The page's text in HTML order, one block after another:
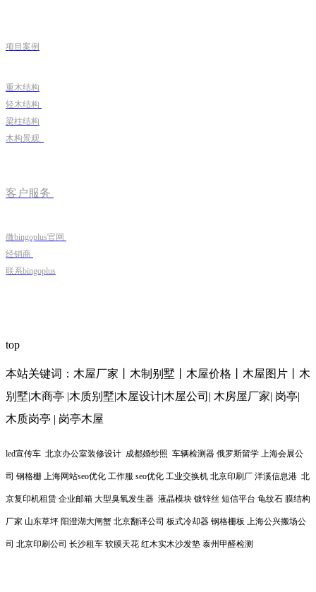
项目案例
重木结构
轻木结构
梁柱结构
木构景观
客户服务
微bingoplus官网
经销商
联系bingoplus
top
本站关键词：木屋厂家丨木制别墅丨木屋价格丨木屋图片丨木
别墅|木商亭 |木质别墅|木屋设计|木屋公司| 木房屋厂家| 岗亭|
木质岗亭 | 岗亭木屋
led宣传车 北京办公室装修设计 成都婚纱照 车辆检测器 俄罗斯留学 上海会展公
司 钢格栅 上海网站seo优化 工作服 seo优化 工业交换机 北京印刷厂 洋溪信息港 北
京复印机租赁 企业邮箱 大型臭氧发生器 液晶模块 镀锌丝 短信平台 龟纹石 膜结构
厂家 山东草坪 阳澄湖大闸蟹 北京翻译公司 板式冷却器 钢格栅板 上海公兴搬场公
司 北京印刷公司 长沙租车 软膜天花 红木实木沙发垫 泰州甲醛检测